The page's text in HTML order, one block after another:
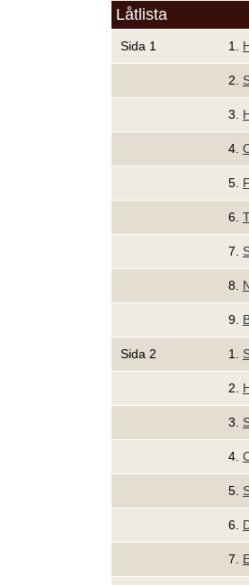
Låtlista
Sida 1 1.
2.
3.
4.
5.
6.
7.
8.
9.
Sida 2 1.
2.
3.
4.
5.
6.
7.